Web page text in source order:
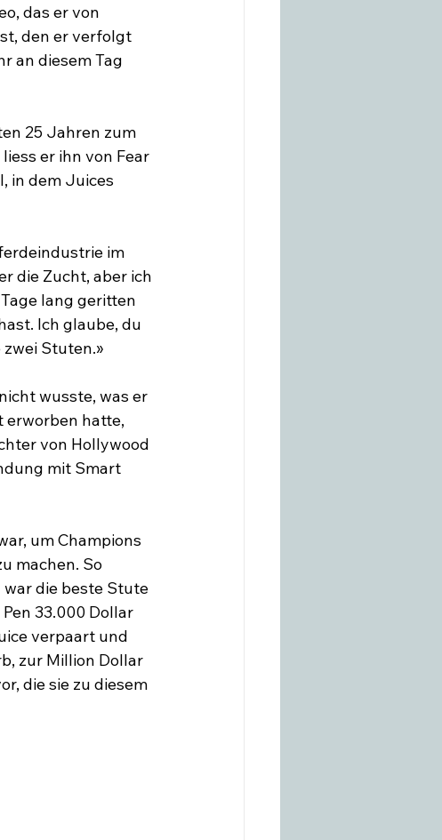
das er von
den er verfolgt
an diesem Tag
25 Jahren zum
er ihn von Fear
in dem Juices
im
die Zucht, aber ich
lang geritten
Ich glaube, du
Stuten.»
wusste, was er
erworben hatte,
von Hollywood
mit Smart
um Champions
machen. So
die beste Stute
33.000 Dollar
verpaart und
zur Million Dollar
die sie zu diesem